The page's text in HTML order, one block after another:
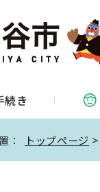
続き
： トップページ >